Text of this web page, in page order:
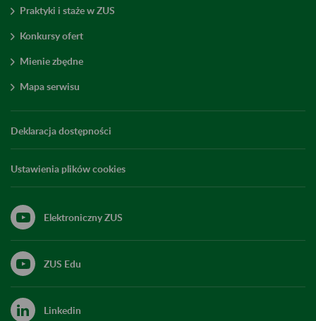
Praktyki i staże w ZUS
Konkursy ofert
Mienie zbędne
Mapa serwisu
Deklaracja dostępności
Ustawienia plików cookies
Elektroniczny ZUS
ZUS Edu
Linkedin